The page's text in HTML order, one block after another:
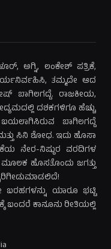
ಅಗ್ನಿ, ಲಂಕೇಶ್ ಪತ್ರಿಕೆ,
ತಮ್ಮದೇ ಆದ
ಬಾಗಿಲಗದ್ದೆ. ರಾಜಕೀಯ,
ದಶಕಗಳಿಗೂ ಹೆಚ್ಚು
ಬಾಗಿಲಗದ್ದೆ
ಸಿನಿ ಶೋಧ. ಇದು ಹೊಸಾ
ನೇರ-ನಿಷ್ಠುರ ವರದಿಗಳ
ಹೊಸತೊಂದು ಜಗತ್ತು
ಯಾರೂ ಭಟ್ಟಿ
ಬಂದರೆ ಕಾನೂನು ರೀತಿಯಲ್ಲಿ